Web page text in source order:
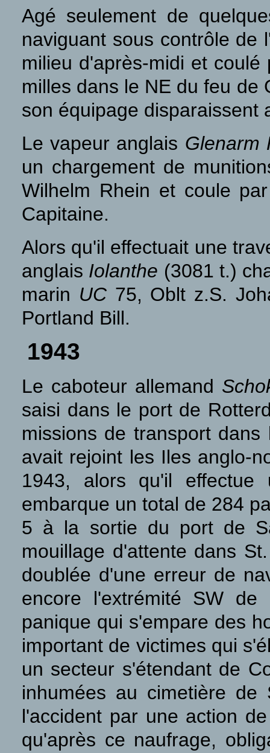
Agé seulement de
naviguant sous contrôle de
milieu d'après-midi et
milles dans le NE du feu de
son équipage disparaissent
Le vapeur anglais Glenarm
un chargement de
Wilhelm Rhein et coule
Capitaine.
Alors qu'il effectuait une
anglais Iolanthe (3081 t.)
marin UC 75, Oblt z.S.
Portland Bill.
1943
Le caboteur allemand
saisi dans le port de
missions de transport
avait rejoint les Iles anglo-
1943, alors qu'il
embarque un total de 284
5 à la sortie du port de
mouillage d'attente dans
doublée d'une erreur de
encore l'extrémité SW
panique qui s'empare des
important de victimes qui
un secteur s'étendant de
inhumées au cimetière de
l'accident par une action
qu'après ce naufrage,